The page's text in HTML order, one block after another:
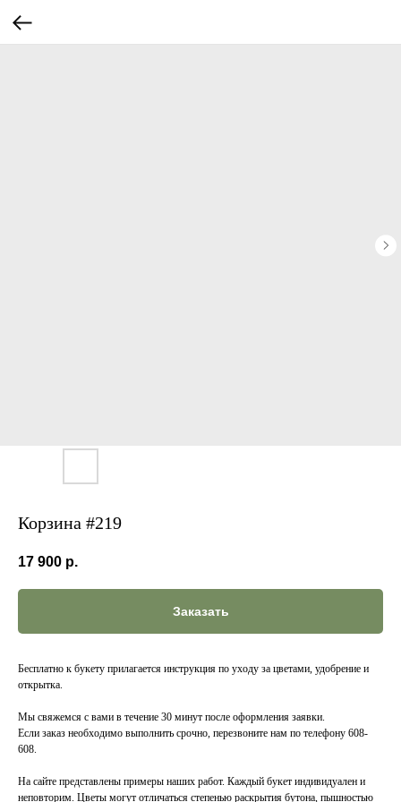
Корзина #219
17 900 р.
Заказать
Бесплатно к букету прилагается инструкция по уходу за цветами, удобрение и
открытка.
Мы свяжемся с вами в течение 30 минут после оформления заявки.
Если заказ необходимо выполнить срочно, перезвоните нам по телефону 608-
608.
На сайте представлены примеры наших работ. Каждый букет индивидуален и
неповторим. Цветы могут отличаться степенью раскрытия бутона, пышностью